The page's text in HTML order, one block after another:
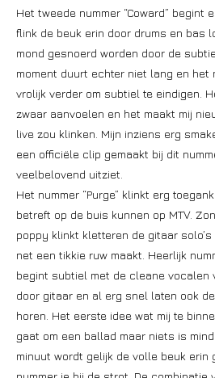
Het tweede nummer “Coward” begint
flink de beuk erin door drums en bas
mond gesnoerd worden door de
moment duurt echter niet lang en het
vrolijk verder om subtiel te eindigen.
zwaar aanvoelen en het maakt mij
live zou klinken. Mijn inziens erg
een officiële clip gemaakt bij dit
veelbelovend uitziet.
Het nummer “Purge” klinkt erg
betreft op de buis kunnen op MTV.
poppy klinkt kletteren de gitaar
net een tikkie ruw maakt. Heerlijk
begint subtiel met de cleane vocalen
door gitaar en al erg snel laten ook
horen. Het eerste idee wat mij te
gaat om een ballad maar niets is
minuut wordt gelijk de volle beuk erin